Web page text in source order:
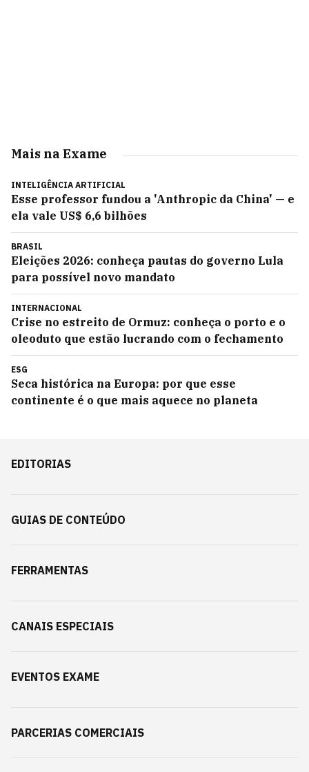
Mais na Exame
INTELIGÊNCIA ARTIFICIAL
Esse professor fundou a 'Anthropic da China' — e
ela vale US$ 6,6 bilhões
BRASIL
Eleições 2026: conheça pautas do governo Lula
para possível novo mandato
INTERNACIONAL
Crise no estreito de Ormuz: conheça o porto e o
oleoduto que estão lucrando com o fechamento
ESG
Seca histórica na Europa: por que esse
continente é o que mais aquece no planeta
EDITORIAS
GUIAS DE CONTEÚDO
FERRAMENTAS
CANAIS ESPECIAIS
EVENTOS EXAME
PARCERIAS COMERCIAIS